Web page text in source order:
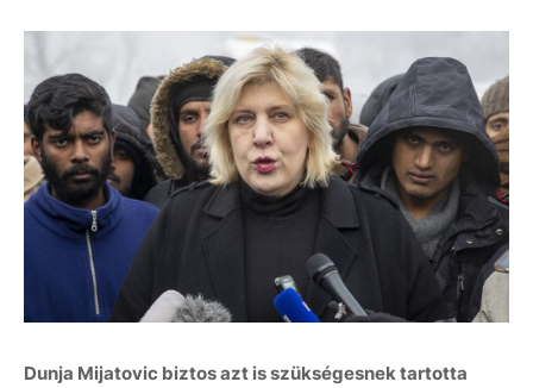
Dunja Mijatovic biztos azt is szükségesnek tartotta